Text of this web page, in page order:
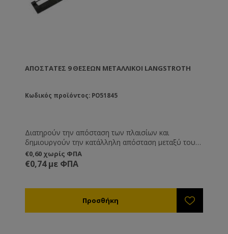
ΑΠΟΣΤΆΤΕΣ 9 ΘΈΣΕΩΝ ΜΕΤΑΛΛΙΚΟΊ LANGSTROTH
Κωδικός προϊόντος: PO51845
Διατηρούν την απόσταση των πλαισίων και
δημιουργούν την κατάλληλη απόσταση μεταξύ τους,
ώστε η κυψέλη να χωράει 9 πλαίσια αντί για 10.
Επίσης συγκρατούν τα πλαίσια κατά τη μεταφορά
χωρίς να χρειάζεται να καρφώνετε το τελευταίο
€0,60 χωρίς ΦΠΑ
€0,74 με ΦΠΑ